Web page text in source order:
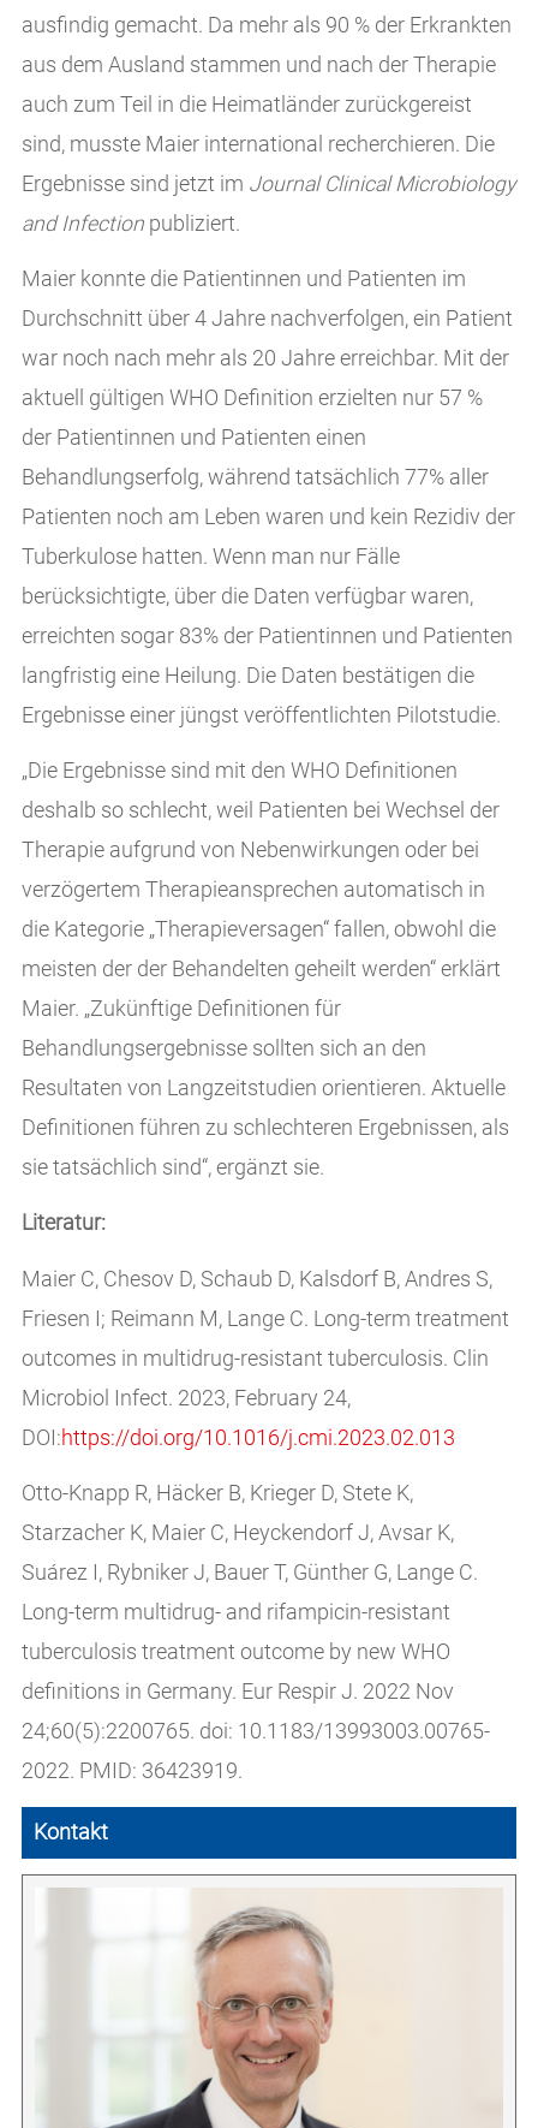
ausfindig gemacht. Da mehr als 90 % der Erkrankten
aus dem Ausland stammen und nach der Therapie
auch zum Teil in die Heimatländer zurückgereist
sind, musste Maier international recherchieren. Die
Ergebnisse sind jetzt im Journal Clinical Microbiology
and Infectionpubliziert.
Maier konnte die Patientinnen und Patienten im
Durchschnitt über 4 Jahre nachverfolgen, ein Patient
war noch nach mehr als 20 Jahre erreichbar. Mit der
aktuell gültigen WHO Definition erzielten nur 57 %
der Patientinnen und Patienten einen
Behandlungserfolg, während tatsächlich 77% aller
Patienten noch am Leben waren und kein Rezidiv der
Tuberkulose hatten. Wenn man nur Fälle
berücksichtigte, über die Daten verfügbar waren,
erreichten sogar 83% der Patientinnen und Patienten
langfristig eine Heilung. Die Daten bestätigen die
Ergebnisse einer jüngst veröffentlichten Pilotstudie.
„Die Ergebnisse sind mit den WHO Definitionen
deshalb so schlecht, weil Patienten bei Wechsel der
Therapie aufgrund von Nebenwirkungen oder bei
verzögertem Therapieansprechen automatisch in
die Kategorie „Therapieversagen“ fallen, obwohl die
meisten der der Behandelten geheilt werden“ erklärt
Maier. „Zukünftige Definitionen für
Behandlungsergebnisse sollten sich an den
Resultaten von Langzeitstudien orientieren. Aktuelle
Definitionen führen zu schlechteren Ergebnissen, als
sie tatsächlich sind“, ergänzt sie.
Literatur:
Maier C, Chesov D, Schaub D, Kalsdorf B, Andres S,
Friesen I; Reimann M, Lange C. Long-term treatment
outcomes in multidrug-resistant tuberculosis. Clin
Microbiol Infect. 2023, February 24,
DOI:https://doi.org/10.1016/j.cmi.2023.02.013
Otto-Knapp R, Häcker B, Krieger D, Stete K,
Starzacher K, Maier C, Heyckendorf J, Avsar K,
Suárez I, Rybniker J, Bauer T, Günther G, Lange C.
Long-term multidrug- and rifampicin-resistant
tuberculosis treatment outcome by new WHO
definitions in Germany. Eur Respir J. 2022 Nov
24;60(5):2200765. doi: 10.1183/13993003.00765-
2022. PMID: 36423919.
Kontakt